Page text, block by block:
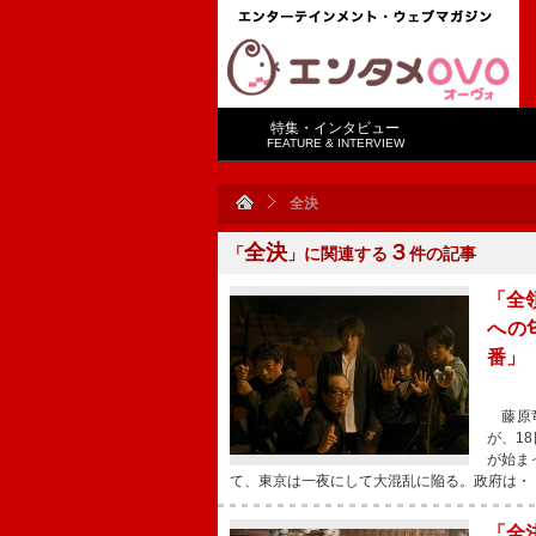
特集・インタビュー
FEATURE & INTERVIEW
全決
「全決 」に関連する ３件の記事
「
への
番」
藤原
が、
が始ま
て、東京は一夜にして大混乱に陥る。政府は・